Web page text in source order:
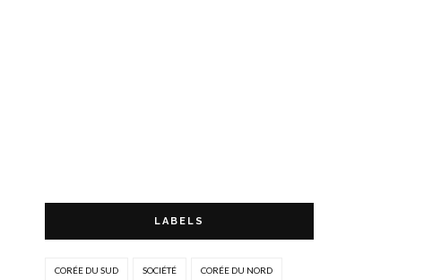
LABELS
CORÉE DU SUD SOCIÉTÉ CORÉE DU NORD